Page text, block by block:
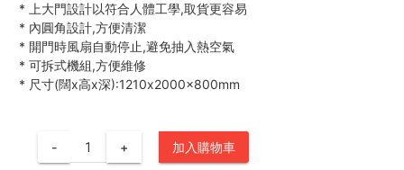
* 上大門設計以符合人體工學,取貨更容易
* 內圓角設計,方便清潔
* 開門時風扇自動停止,避免抽入熱空氣
* 可拆式機組,方便維修
* 尺寸(闊x高x深):1210x2000x800mm
- + 加入購物車